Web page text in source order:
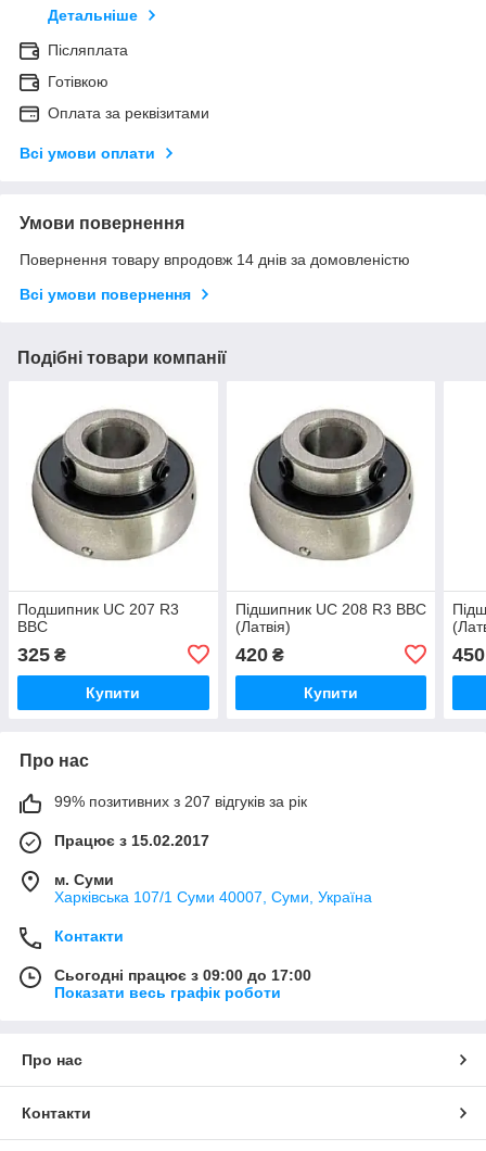
Детальніше
Післяплата
Готівкою
Оплата за реквізитами
Всі умови оплати
Умови повернення
Повернення товару впродовж 14 днів за домовленістю
Всі умови повернення
Подібні товари компанії
Подшипник UC 207 R3
BBC
325 ₴
Купити
Підшипник UC 208 R3 ВВС
(Латвія)
420₴
Купити
450
Про нас
99% позитивних з 207 відгуків за рік
Працює з 15.02.2017
м. Суми
Харківська 107/1 Суми 40007, Суми, Україна
Контакти
Сьогодні працює з 09:00 до 17:00
Показати весь графік роботи
Про нас
Контакти